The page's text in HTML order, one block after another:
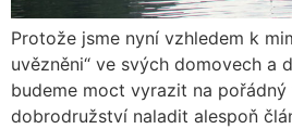
Protože jsme nyní vzhledem k
uvězněni“ ve svých domovech a
budeme moct vyrazit na pořádný
dobrodružství naladit alespoň